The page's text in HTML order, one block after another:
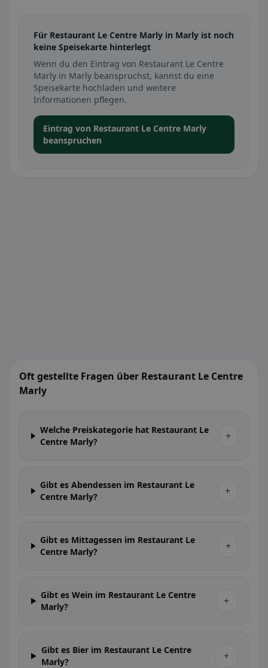
Für Restaurant Le Centre Marly in Marly ist noch
keine Speisekarte hinterlegt
Wenn du den Eintrag von Restaurant Le Centre
Marly in Marly beanspruchst, kannst du eine
Speisekarte hochladen und weitere
Informationen pflegen.
Eintrag von Restaurant Le Centre Marly
beanspruchen
Oft gestellte Fragen über Restaurant Le Centre
Marly
Welche Preiskategorie hat Restaurant Le
Centre Marly?
+
Gibt es Abendessen im Restaurant Le
Centre Marly?
+
Gibt es Mittagessen im Restaurant Le
Centre Marly?
+
Gibt es Wein im Restaurant Le Centre
Marly?
+
Gibt es Bier im Restaurant Le Centre
Marly?
+